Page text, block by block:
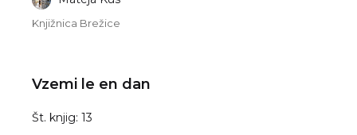
Knjižnica Brežice
Vzemi le en dan
Št. knjig: 13